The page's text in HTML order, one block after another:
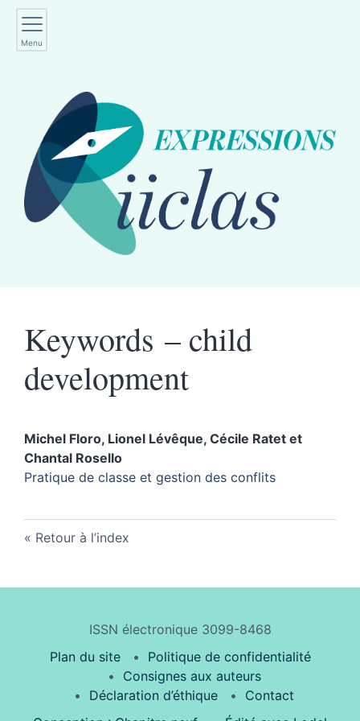
Menu
Keywords – child
development
Michel Floro, Lionel Lévêque, Cécile Ratet et
Chantal Rosello
Pratique de classe et gestion des conflits
Retour à l’index
ISSN électronique 3099-8468
Plan du site
Politique de confidentialité
Consignes aux auteurs
Déclaration d’éthique
Contact